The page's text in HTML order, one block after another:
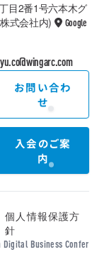
目2番1号六本木グ
式会社内)
Google
お問い合わ
せ
入会のご案
内
個人情報保護方
針
Business Confer